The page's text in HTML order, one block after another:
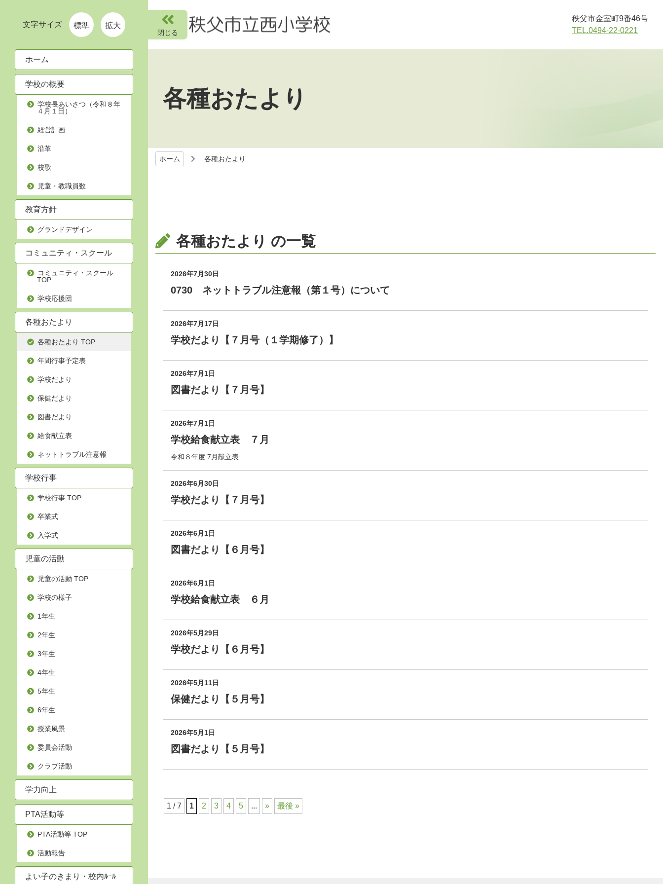
秩父市金室町9番46号
TEL.0494-22-0221
各種おたより
ホーム 各種おたより
各種おたより の一覧
2026年7月30日
0730 ネットトラブル注意報（第１号）について
2026年7月17日
学校だより【７月号（１学期修了）】
2026年7月1日
図書だより【７月号】
2026年7月1日
学校給食献立表 ７月
令和８年度 7月献立表
2026年6月30日
学校だより【７月号】
2026年6月1日
図書だより【６月号】
2026年6月1日
学校給食献立表 ６月
2026年5月29日
学校だより【６月号】
2026年5月11日
保健だより【５月号】
2026年5月1日
図書だより【５月号】
1 / 7 1 2 3 4 5 ... » 最後 »
文字サイズ 標準 拡大
ホーム
学校の概要
学校長あいさつ（令和８年
４月１日）
経営計画
沿革
校歌
児童・教職員数
教育方針
グランドデザイン
コミュニティ・スクール
コミュニティ・スクール
TOP
学校応援団
各種おたより
各種おたより TOP
年間行事予定表
学校だより
保健だより
図書だより
給食献立表
ネットトラブル注意報
学校行事
学校行事 TOP
卒業式
入学式
児童の活動
児童の活動 TOP
学校の様子
1年生
2年生
3年生
4年生
5年生
6年生
授業風景
委員会活動
クラブ活動
学力向上
PTA活動等
PTA活動等 TOP
活動報告
よい子のきまり・校内ﾙｰﾙ